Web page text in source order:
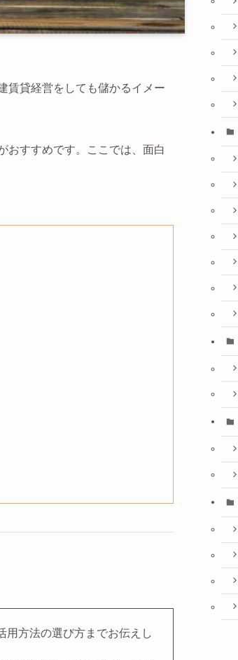
賃貸経営をしても儲かるイメー
おすすめです。ここでは、面白
用方法の選び方までお伝えし